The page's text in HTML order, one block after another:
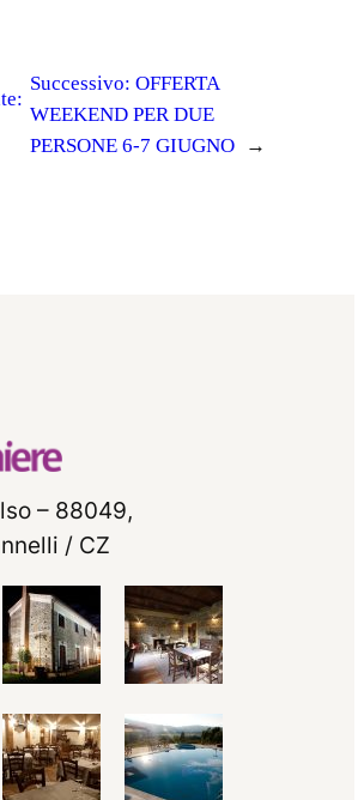
Successivo:OFFERTA
WEEKEND PER DUE
PERSONE 6-7 GIUGNO
→
– 88049,
/ CZ